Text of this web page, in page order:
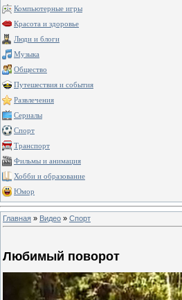
Компьютерные игры
Красота и здоровье
Люди и блоги
Музыка
Общество
Путешествия и события
Развлечения
Сериалы
Спорт
Транспорт
Фильмы и анимация
Хобби и образование
Юмор
Главная » Видео » Спорт
Любимый поворот